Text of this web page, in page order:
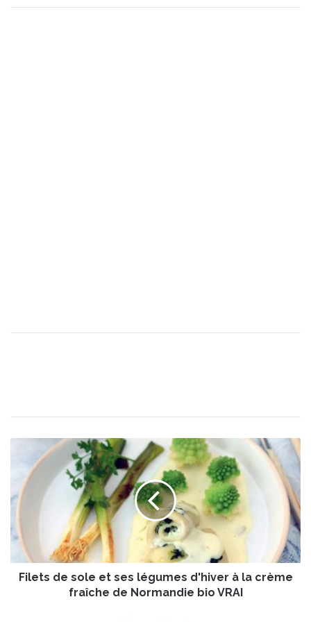
t
d
s
Filets de sole et ses légumes d'hiver à la crème
fraîche de Normandie bio VRAI